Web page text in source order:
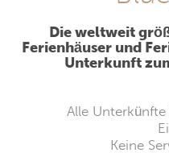
Die weltweit
Ferienhäuser und
Unterkunft
Alle
Keine